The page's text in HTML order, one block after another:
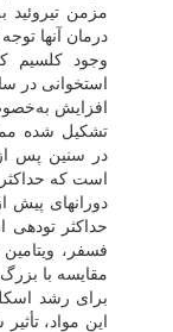
مزمن تیروئید
درمان آن‏ها
وجود کلسیم
استخوانی در
افزایش
تشکیل شده
در سنین پس
است که
دوران‏های پیش
حداکثر توده‏ی
فسفر،
مقایسه با
برای رشد
این مواد،